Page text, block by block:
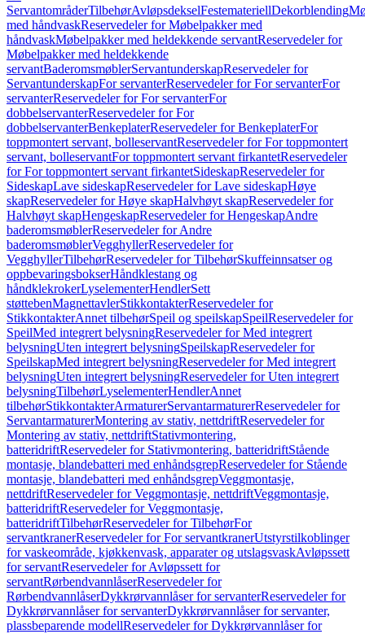
ServantområderTilbehørAvløpsdekselFestemateriellDekorblending
med håndvaskReservedeler for Møbelpakker med
håndvaskMøbelpakker med heldekkende servantReservedeler for
Møbelpakker med heldekkende
servantBaderomsmøblerServantunderskapReservedeler for
ServantunderskapFor servanterReservedeler for For servanterFor
servanterReservedeler for For servanterFor
dobbelservanterReservedeler for For
dobbelservanterBenkeplaterReservedeler for BenkeplaterFor
toppmontert servant, bolleservantReservedeler for For toppmontert
servant, bolleservantFor toppmontert servant firkantetReservedeler
for For toppmontert servant firkantetSideskapReservedeler for
SideskapLave sideskapReservedeler for Lave sideskapHøye
skapReservedeler for Høye skapHalvhøyt skapReservedeler for
Halvhøyt skapHengeskapReservedeler for HengeskapAndre
baderomsmøblerReservedeler for Andre
baderomsmøblerVegghyllerReservedeler for
VegghyllerTilbehørReservedeler for TilbehørSkuffeinnsatser og
oppbevaringsbokserHåndklestang og
håndklekrokerLyselementerHendlerSett
støttebenMagnettavlerStikkontakterReservedeler for
StikkontakterAnnet tilbehørSpeil og speilskapSpeilReservedeler for
SpeilMed integrert belysningReservedeler for Med integrert
belysningUten integrert belysningSpeilskapReservedeler for
SpeilskapMed integrert belysningReservedeler for Med integrert
belysningUten integrert belysningReservedeler for Uten integrert
belysningTilbehørLyselementerHendlerAnnet
tilbehørStikkontakterArmaturerServantarmaturerReservedeler for
ServantarmaturerMontering av stativ, nettdriftReservedeler for
Montering av stativ, nettdriftStativmontering,
batteridriftReservedeler for Stativmontering, batteridriftStående
montasje, blandebatteri med enhåndsgrepReservedeler for Stående
montasje, blandebatteri med enhåndsgrepVeggmontasje,
nettdriftReservedeler for Veggmontasje, nettdriftVeggmontasje,
batteridriftReservedeler for Veggmontasje,
batteridriftTilbehørReservedeler for TilbehørFor
servantkranerReservedeler for For servantkranerUtstyrstilkoblinger
for vaskeområde, kjøkkenvask, apparater og utslagsvaskAvløpssett
for servantReservedeler for Avløpssett for
servantRørbendvannlåserReservedeler for
RørbendvannlåserDykkrørvannlåser for servanterReservedeler for
Dykkrørvannlåser for servanterDykkrørvannlåser for servanter,
plassbeparende modellReservedeler for Dykkrørvannlåser for